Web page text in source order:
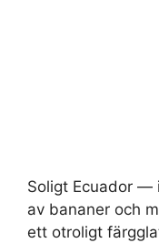
Soligt Ecuador —
av bananer och
ett otroligt